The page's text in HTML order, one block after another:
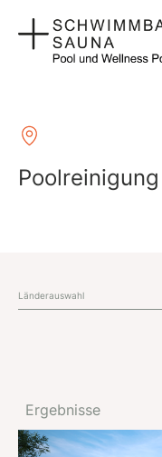
Inhalt
springen
Poolreinigung
Ergebnisse
Länderauswahl